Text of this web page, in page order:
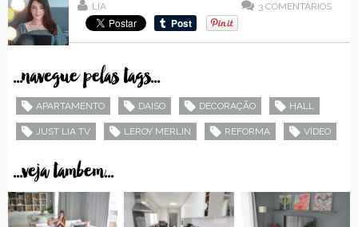
LIA 3 COMENTÁRIOS
...navegue pelas tags...
APARTAMENTO DAISO DECORAÇÃO HALL
JUST LIA TV LEROY MERLIN REFORMA VÍDEO
...veja tambem...